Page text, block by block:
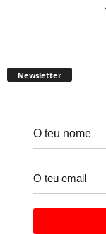
Newsletter